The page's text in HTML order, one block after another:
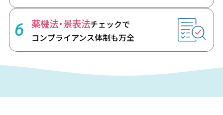
6 薬機法・景表法チェックで
コンプライアンス体制も万全